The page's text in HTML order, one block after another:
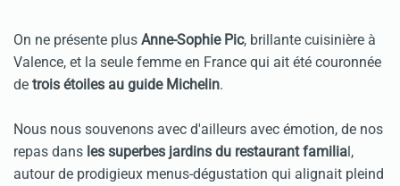
On ne présente plus Anne-Sophie Pic, brillante cuisinière à
Valence, et la seule femme en France qui ait été couronnée
de trois étoiles au guide Michelin.
Nous nous souvenons avec d'ailleurs avec émotion, de nos
repas dans les superbes jardins du restaurant familia l,
autour de prodigieux menus-dégustation qui alignait pleind